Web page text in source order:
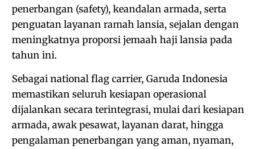
penerbangan (safety), keandalan armada, serta
penguatan layanan ramah lansia, sejalan dengan
meningkatnya proporsi jemaah haji lansia pada
tahun ini.
Sebagai national flag carrier, Garuda Indonesia
memastikan seluruh kesiapan operasional
dijalankan secara terintegrasi, mulai dari kesiapan
armada, awak pesawat, layanan darat, hingga
pengalaman penerbangan yang aman, nyaman,